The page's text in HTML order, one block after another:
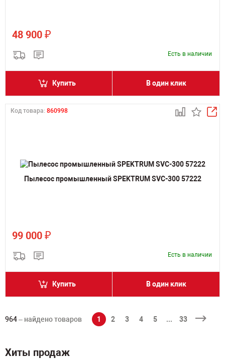
48 900 ₽
Есть в наличии
Купить В один клик
Код товара: 860998
Пылесос промышленный SPEKTRUM SVC-300 57222
99 000 ₽
Есть в наличии
Купить В один клик
964– найдено товаров 1 2 3 4 5 ... 33
Хиты продаж